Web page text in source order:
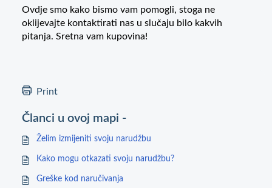
Ovdje smo kako bismo vam pomogli, stoga ne
oklijevajte kontaktirati nas u slučaju bilo kakvih
pitanja. Sretna vam kupovina!
Print
Članci u ovoj mapi -
Želim izmijeniti svoju narudžbu
Kako mogu otkazati svoju narudžbu?
Greške kod naručivanja